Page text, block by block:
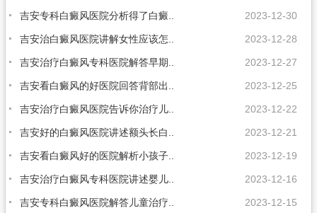
2023-12-30
吉安专科白癜风医院分析得了白癜..
2023-12-28
吉安治白癜风医院讲解女性应该怎..
2023-12-27
吉安治疗白癜风专科医院解答早期..
2023-12-25
吉安看白癜风的好医院回答背部出..
2023-12-22
吉安治疗白癜风医院告诉你治疗儿..
2023-12-21
吉安好的白癜风医院讲述额头长白..
2023-12-19
吉安看白癜风好的医院解析小孩子..
2023-12-16
吉安治疗白癜风专科医院讲述婴儿..
2023-12-15
吉安专科白癜风医院解答儿童治疗..